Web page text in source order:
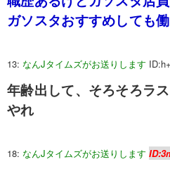
ガソスタおすすめしても
13: なんJタイムズがお送りします
年齢出して、そろそろラ
やれ
18: なんJタイムズがお送りします